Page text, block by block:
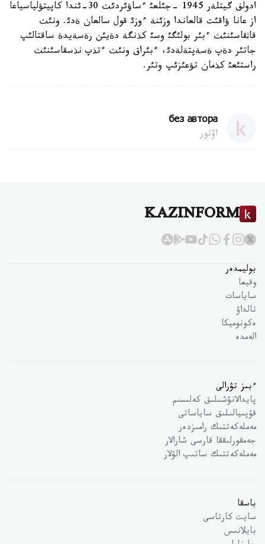
ادولف گيتلةر 1945 -جئلعئ ءساؤئردئث 30-ئندا كاپيتؤلياسياعا
از عانا ؤاقئت قالعاندا وزئنة ءوزئ قول سالعان ةدئ. ونئث
قاثقاسئنئث ءبئر بولئگئ وسئ كذنگة دةيئن رةسةيدة ساقتالئپ
جاتئر دةپ ةسةپتةلةدئ، ءبئراق ونئث ءتذپ نذسقاسئنئث
راستئعئ كذمان تؤعئزئپ وتئر.
без автора
اۆتور
KAZINFORM
بوليمدەر
وقيعا
ساياسات
تالداۋ
ەكونوميكا
الەمدە
ءبىز تۋرالى
پايدالانۋشىلىق كەلىسىم
قۇپىيالىلىق ساياساتى
مەملەكەتتىك رامىزدەر
جەمقورلىققا قارسى شارالار
مەملەكەتتىك ساتىپ الۋلار
باسقا
سايت كارتاسى
بايلانىس